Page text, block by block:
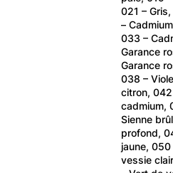
021 –
–
033 –
Garance
Garance
038 –
citron,
cadmium,
Sienne
profond,
jaune, 050
vessie